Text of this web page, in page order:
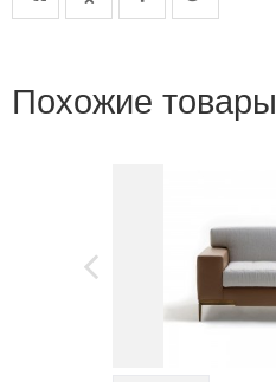
Похожие товары